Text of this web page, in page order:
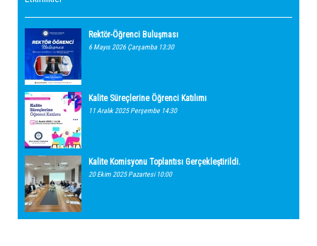
Rektör-Öğrenci Buluşması
6 Mayıs 2026 Çarşamba 13:30
Kalite Süreçlerine Öğrenci Katılımı
11 Aralık 2025 Perşembe 14:30
Kalite Komisyonu Toplantısı Gerçekleştirildi.
20 Ekim 2025 Pazartesi 10:00